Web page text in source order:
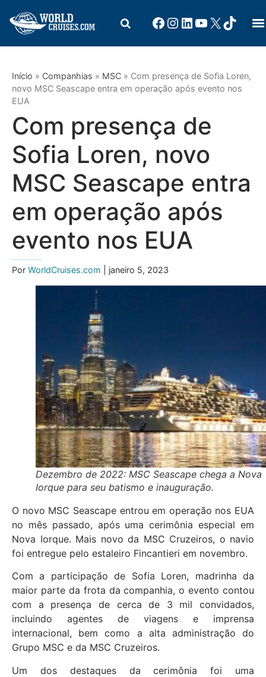
Início » Companhias » MSC » Com presença de Sofia Loren,
novo MSC Seascape entra em operação após evento nos
EUA
Com presença de
Sofia Loren, novo
MSC Seascape entra
em operação após
evento nos EUA
Por WorldCruises.com | janeiro 5, 2023
Dezembro de 2022: MSC Seascape chega a Nova
Iorque para seu batismo e inauguração.
O novo MSC Seascape entrou em operação nos EUA
no mês passado, após uma cerimônia especial em
Nova Iorque. Mais novo da MSC Cruzeiros, o navio
foi entregue pelo estaleiro Fincantieri em novembro.
Com a participação de Sofia Loren, madrinha da
maior parte da frota da companhia, o evento contou
com a presença de cerca de 3 mil convidados,
incluindo agentes de viagens e imprensa
internacional, bem como a alta administração do
Grupo MSC e da MSC Cruzeiros.
Um dos destaques da cerimônia foi uma